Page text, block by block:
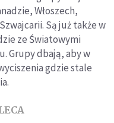
Włoszech,
Są już także w
ze Światowymi
Grupy dbają, aby w
gdzie stale